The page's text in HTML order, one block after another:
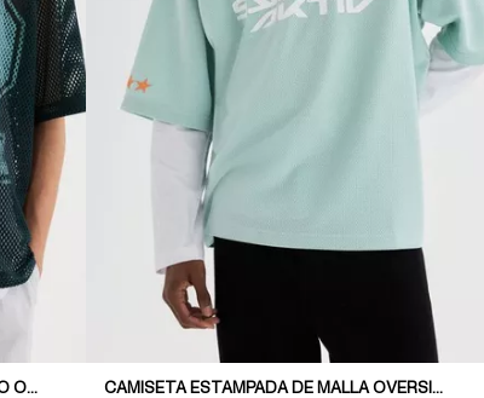
CAMISETA DE MALLA CON ESTAMPADO OVERSIZED FIT CAMISETA ESTAMPADA DE MALLA OVERSIZED FIT